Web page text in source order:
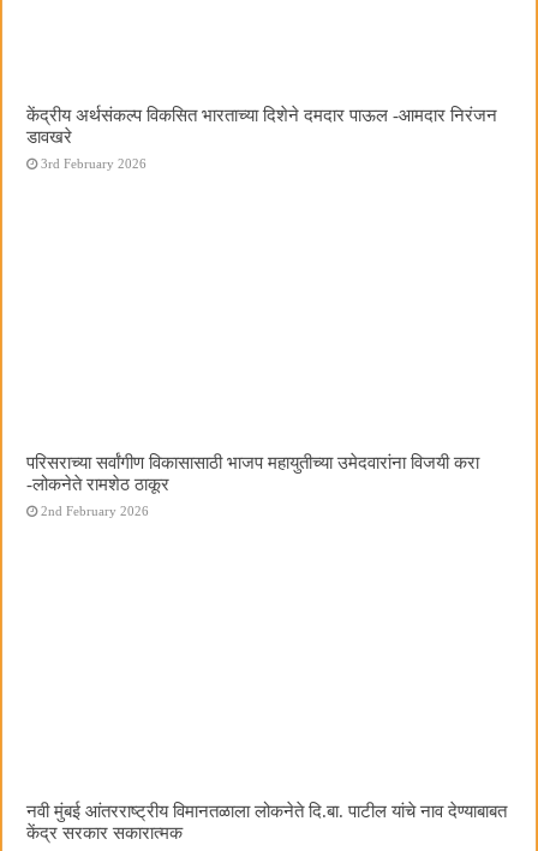
केंद्रीय अर्थसंकल्प विकसित भारताच्या दिशेने दमदार पाऊल -आमदार निरंजन
डावखरे
3rd February 2026
परिसराच्या सर्वांगीण विकासासाठी भाजप महायुतीच्या उमेदवारांना विजयी करा
-लोकनेते रामशेठ ठाकूर
2nd February 2026
नवी मुंबई आंतरराष्ट्रीय विमानतळाला लोकनेते दि.बा. पाटील यांचे नाव देण्याबाबत
केंद्र सरकार सकारात्मक